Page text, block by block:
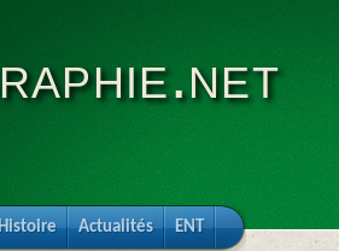
Actualités ENT